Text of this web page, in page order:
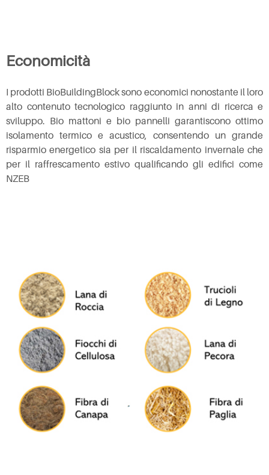
Economicità
I prodotti BioBuildingBlock sono economici nonostante il loro
alto contenuto tecnologico raggiunto in anni di ricerca e
sviluppo. Bio mattoni e bio pannelli garantiscono ottimo
isolamento termico e acustico, consentendo un grande
risparmio energetico sia per il riscaldamento invernale che
per il raffrescamento estivo qualificando gli edifici come
NZEB